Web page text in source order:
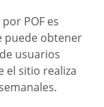
POF es
puede obtener
usuarios
el sitio realiza